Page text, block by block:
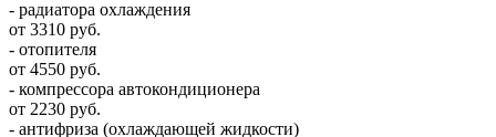
- радиатора охлаждения
от 3310 руб.
- отопителя
от 4550 руб.
- компрессора автокондиционера
от 2230 руб.
- антифриза (охлаждающей жидкости)